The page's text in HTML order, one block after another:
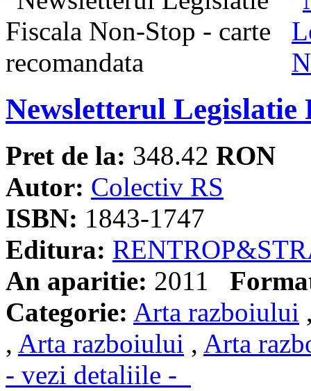
Newsletterul Legislatie
Pret de la: 348.42 RON
Autor: Colectiv RS
ISBN: 1843-1747
Editura:
An aparitie: 2011
Categorie: Arta razboiului
, Arta razboiului , Arta
- vezi detaliile -